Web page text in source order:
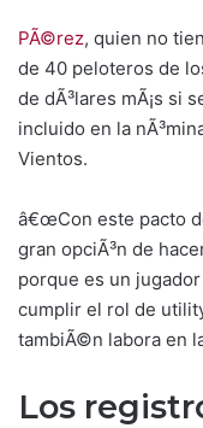
PÃ©rez, quien no
de 40 peloteros de
de dÃ³lares mÃ¡s si
incluido en la
Vientos.
â€œCon este pacto
gran opciÃ³n de
porque es un
cumplir el rol de
tambiÃ©n labora en
Los